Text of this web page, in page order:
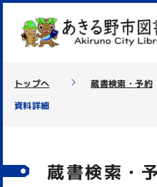
トップへ 蔵書検索・予約
資料詳細
蔵書検索・